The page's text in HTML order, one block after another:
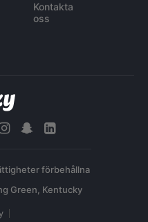
Kontakta
oss
förbehållna